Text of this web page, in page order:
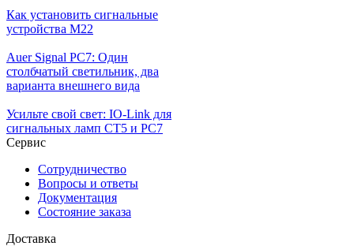
Как установить сигнальные
устройства М22
Auer Signal PC7: Один
столбчатый светильник, два
варианта внешнего вида
Усильте свой свет: IO-Link для
сигнальных ламп CT5 и PC7
Сервис
Сотрудничество
Вопросы и ответы
Документация
Состояние заказа
Доставка